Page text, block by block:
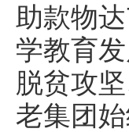
助款物
学教育
脱贫攻
老集团始